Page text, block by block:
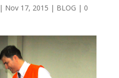
| Nov 17, 2015 | BLOG | 0